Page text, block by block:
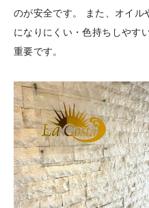
のが安全です。 また、オイル
になりにくい・色持ちしやす
重要です。